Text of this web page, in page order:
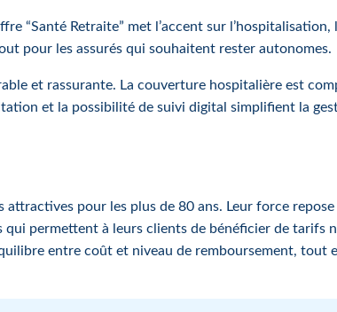
“Santé Retraite” met l’accent sur
pour les assurés qui souhaitent rester autonomes.
et rassurante. La couverture hospitalière est
et la possibilité de suivi digital simplifient la
pour les plus de 80 ans. Leur force
permettent à leurs clients de bénéficier de tarifs
entre coût et niveau de remboursement, tout